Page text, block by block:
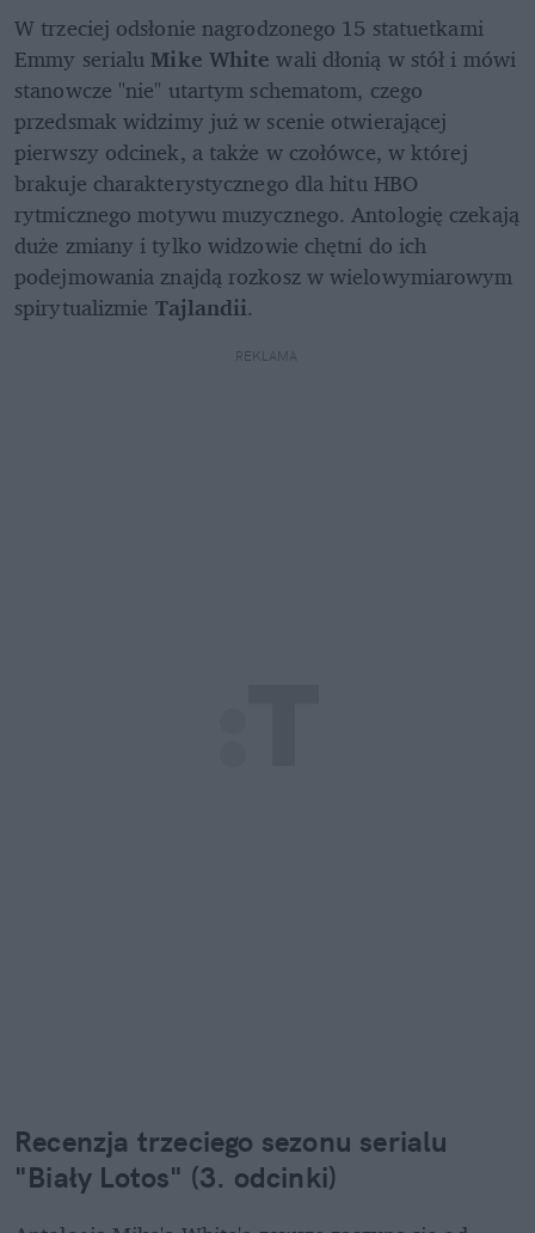
W trzeciej odsłonie nagrodzonego 15 statuetkami
Emmy serialu Mike White wali dłonią w stół i mówi
stanowcze "nie" utartym schematom, czego
przedsmak widzimy już w scenie otwierającej
pierwszy odcinek, a także w czołówce, w której
brakuje charakterystycznego dla hitu HBO
rytmicznego motywu muzycznego. Antologię czekają
duże zmiany i tylko widzowie chętni do ich
podejmowania znajdą rozkosz w wielowymiarowym
spirytualizmie Tajlandii.
REKLAMA
Recenzja trzeciego sezonu serialu
"Biały Lotos" (3. odcinki)